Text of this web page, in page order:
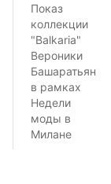
Показ
коллекции
"Balkaria"
Вероники
Башаратьян
в рамках
Недели
моды в
Милане